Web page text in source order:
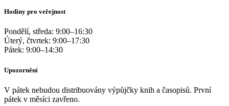
Hodiny pro veřejnost
Pondělí, středa: 9:00–16:30
Úterý, čtvrtek: 9:00–17:30
Pátek: 9:00–14:30
Upozornění
V pátek nebudou distribuovány výpůjčky knih a časopisů. První
pátek v měsíci zavřeno.